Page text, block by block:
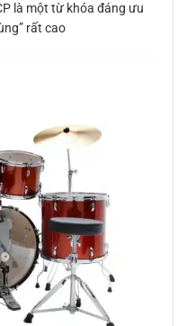
là một từ khóa đáng ưu
rất cao